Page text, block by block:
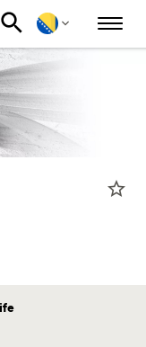
star_border